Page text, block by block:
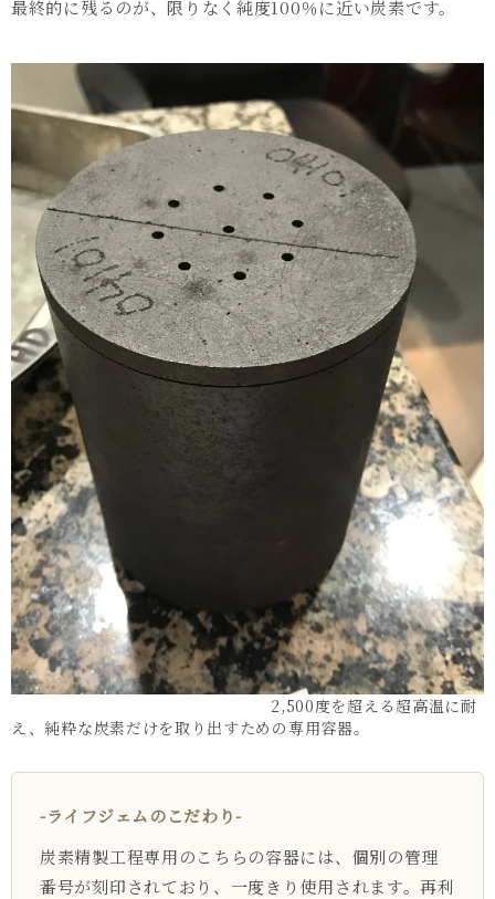
最終的に残るのが、限りなく純度100％に近い炭素です。
2,500度を超える超高温に耐
え、純粋な炭素だけを取り出すための専用容器。
-ライフジェムのこだわり-
炭素精製工程専用のこちらの容器には、個別の管理
番号が刻印されており、一度きり使用されます。再利